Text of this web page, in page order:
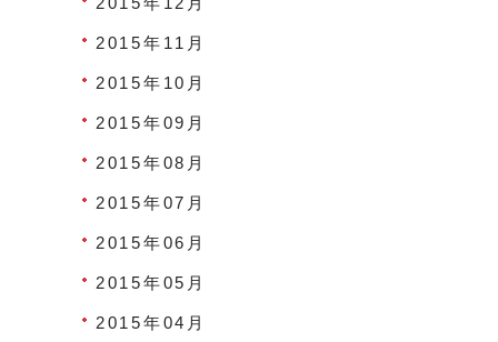
2015年11月
2015年10月
2015年09月
2015年08月
2015年07月
2015年06月
2015年05月
2015年04月